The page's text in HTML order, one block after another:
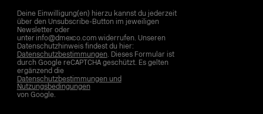
Deine Einwilligung(en) hierzu kannst du jederzeit
über den Unsubscribe-Button im jeweiligen
Newsletter oder
unter info@dmexco.com widerrufen. Unseren
Datenschutzhinweis findest du hier:
Datenschutzbestimmungen. Dieses Formular ist
durch Google reCAPTCHA geschützt. Es gelten
ergänzend die
Datenschutzbestimmungen und
Nutzungsbedingungen
von Google.